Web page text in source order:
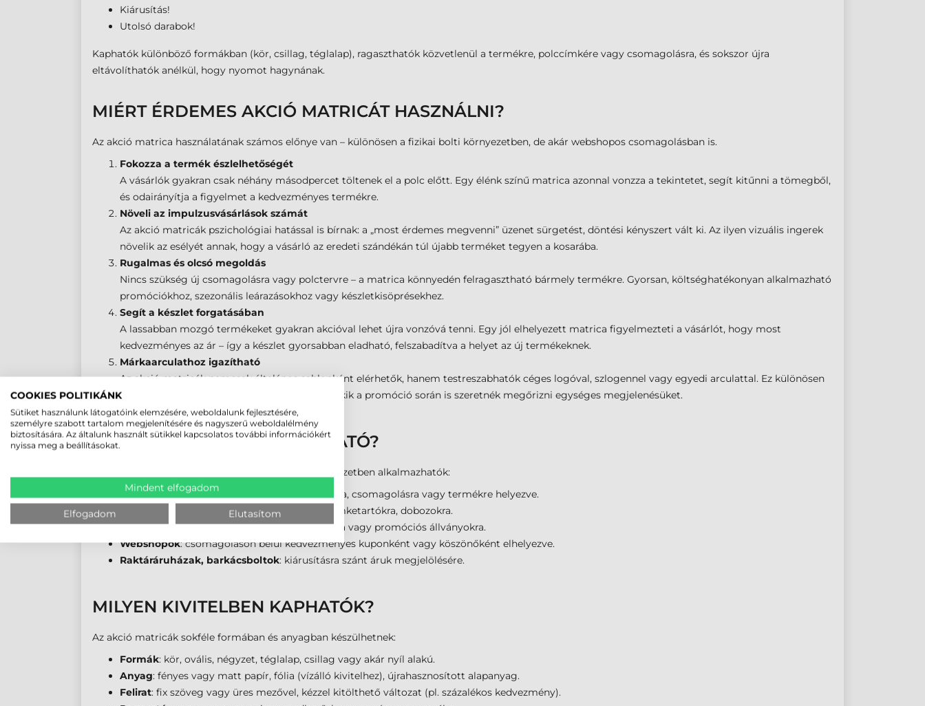
Kiárusítás!
Utolsó darabok!
Kaphatók különböző formákban (kör, csillag, téglalap), ragaszthatók közvetlenül a termékre, polccímkére vagy csomagolásra, és sokszor újra
eltávolíthatók anélkül, hogy nyomot hagynának.
MIÉRT ÉRDEMES AKCIÓ MATRICÁT HASZNÁLNI?
Az akció matrica használatának számos előnye van – különösen a fizikai bolti környezetben, de akár webshopos csomagolásban is.
Fokozza a termék észlelhetőségét
A vásárlók gyakran csak néhány másodpercet töltenek el a polc előtt. Egy élénk színű matrica azonnal vonzza a tekintetet, segít kitűnni a tömegből,
és odairányítja a figyelmet a kedvezményes termékre.
Növeli az impulzusvásárlások számát
Az akció matricák pszichológiai hatással is bírnak: a „most érdemes megvenni” üzenet sürgetést, döntési kényszert vált ki. Az ilyen vizuális ingerek
növelik az esélyét annak, hogy a vásárló az eredeti szándékán túl újabb terméket tegyen a kosarába.
Rugalmas és olcsó megoldás
Nincs szükség új csomagolásra vagy polctervre – a matrica könnyedén felragasztható bármely termékre. Gyorsan, költséghatékonyan alkalmazható
promóciókhoz, szezonális leárazásokhoz vagy készletkisöprésekhez.
Segít a készlet forgatásában
A lassabban mozgó termékeket gyakran akcióval lehet újra vonzóvá tenni. Egy jól elhelyezett matrica figyelmezteti a vásárlót, hogy most
kedvezményes az ár – így a készlet gyorsabban eladható, felszabadítva a helyet az új termékeknek.
Márkaarculathoz igazítható
Az akció matricák nemcsak általános sablonként elérhetők, hanem testreszabhatók céges logóval, szlogennel vagy egyedi arculattal. Ez különösen
fontos a márkatudatos kereskedők számára, akik a promóció során is szeretnék megőrizni egységes megjelenésüket.
HOL ÉS HOGYAN HASZNÁLHATÓ?
Az akció matricák szinte minden értékesítési környezetben alkalmazhatók:
Szupermarketek, drogériák, kisboltok
: polcra, csomagolásra vagy termékre helyezve.
Ruházati és cipőboltok:akasztócímkékre, címketartókra, dobozokra.
Elektronikai üzletek: műszaki cikkek dobozára vagy promóciós állványokra.
Webshopok: csomagoláson belül kedvezményes kuponként vagy köszönőként elhelyezve.
Raktáráruházak, barkácsboltok: kiárusításra szánt áruk megjelölésére.
MILYEN KIVITELBEN KAPHATÓK?
Az akció matricák sokféle formában és anyagban készülhetnek:
Formák: kör, ovális, négyzet, téglalap, csillag vagy akár nyíl alakú.
Anyag: fényes vagy matt papír, fólia (vízálló kivitelhez), újrahasznosított alapanyag.
Felirat: fix szöveg vagy üres mezővel, kézzel kitölthető változat (pl. százalékos kedvezmény).
COOKIES POLITIKÁNK
Sütiket használunk látogatóink elemzésére, weboldalunk fejlesztésére,
személyre szabott tartalom megjelenítésére és nagyszerű weboldalélmény
biztosítására. Az általunk használt sütikkel kapcsolatos további információkért
nyissa meg a beállításokat.
Mindent elfogadom
Elfogadom Elutasítom